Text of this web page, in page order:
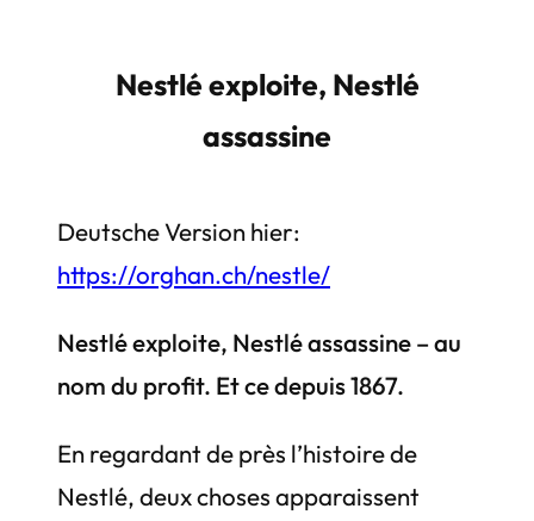
Nestlé exploite, Nestlé
assassine
Deutsche Version hier:
https://orghan.ch/nestle/
Nestlé exploite, Nestlé assassine – au
nom du profit. Et ce depuis 1867.
En regardant de près l’histoire de
Nestlé, deux choses apparaissent